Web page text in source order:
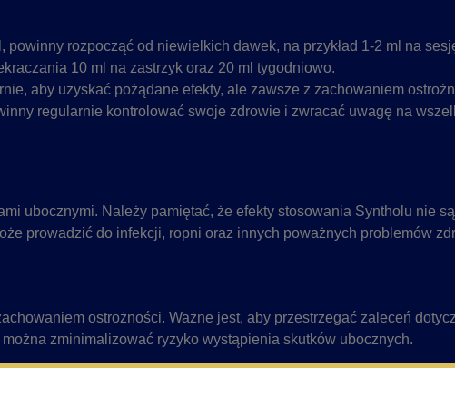
rozpocząć od niewielkich dawek, na przykład 1-2 ml na
10 ml na zastrzyk oraz 20 ml tygodniowo.
aby uzyskać pożądane efekty, ale zawsze z zachowaniem
regularnie kontrolować swoje zdrowie i zwracać uwagę na
ubocznymi. Należy pamiętać, że efekty stosowania Syntholu nie są
prowadzić do infekcji, ropni oraz innych poważnych problemów
ostrożności. Ważne jest, aby przestrzegać zaleceń
zminimalizować ryzyko wystąpienia skutków ubocznych.